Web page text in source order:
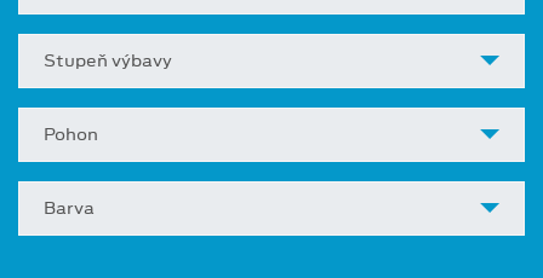
Stupeň výbavy
Pohon
Barva